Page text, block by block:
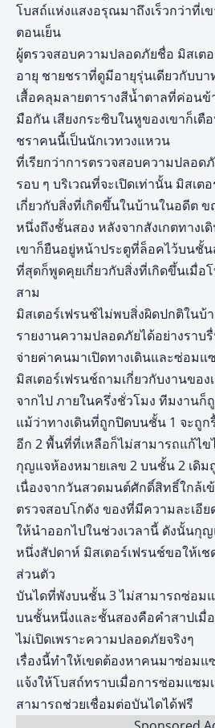
โบสถ์แห่งแสงอรุณมาถึงเร็วกว่าที่เ
ตอนเย็น
ผู้ตรวจสอบความปลอดภัยชื่อ มิสเตอ
อายุ ชายชราที่ดูมีอายุรุ่นเดียวกับบ
เสื้อคลุมลายตารางสีน้ำตาลที่ค่อนข้
มือกัน เสียงกระซิบในหูของเขาก็เตื
ชราคนนี้เป็นนักเวทวงแหวน
ที่เรียกว่าการตรวจสอบความปลอดภั
รอบ ๆ บริเวณที่จะเปิดเท่านั้น มิสเต
เกี่ยวกับสิ่งที่เกิดขึ้นในบ้านในอดีต
หนึ่งถึงชั้นสอง หลังจากสังเกตทาง
เขาก็ยืนอยู่หน้าประตูที่ล็อคไว้บนชั้
ที่สุดก็พูดคุยเกี่ยวกับสิ่งที่เกิดขึ้นเมื่
สาม
มิสเตอร์เฟรนช์ไม่พบสิ่งผิดปกติในบ้
รายงานความปลอดภัยได้อย่างราบ
จ่ายค่าคนมาเปิดทางเดินและซ่อม
มิสเตอร์เฟรนช์ถามเกี่ยวกับงานของ
จากไป ภายในครึ่งชั่วโมง ทีมงานก็
แม้ว่าทางเดินที่ถูกปิดบนชั้น 1 จะถู
อีก 2 พื้นที่ที่เหลือก็ไม่สามารถแก้ไ
กุญแจห้องหมายเลข 2 บนชั้น 2 เดิม
เนื่องจากวันสวดมนต์ศักดิ์สิทธิ์ใกล้เ
ตรวจสอบโกดัง ของที่มีความละเอี
ให้นำออกไปในช่วงเวลานี้ ดังนั้นกุ
หนึ่งสัปดาห์ มิสเตอร์เฟรนช์ขอให้เช
ส่วนตัว
บันไดที่พังบนชั้น 3 ไม่สามารถซ่อ
บนชั้นหนึ่งและชั้นสองคือคำสาปเมื่
ไม่เปิดเพราะความปลอดภัยจริงๆ
เรื่องนี้ทำให้เขดต้องหาคนมาซ่อมแ
แจ้งให้โบสถ์ทราบเมื่อการซ่อมแซม
สามารถช่วยเชื่อมต่อบันไดได้ฟรี